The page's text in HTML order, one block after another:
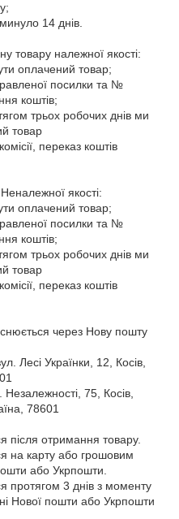
14 днів.
товару належної якості:
оплачений товар;
посилки та №
коштів;
трьох робочих днів ми
товар
переказ коштів
якості:
оплачений товар;
посилки та №
коштів;
трьох робочих днів ми
товар
переказ коштів
через Нову пошту
Лесі Українки, 12, Косів,
75, Косів,
78601
після отримання товару.
на карту або грошовим
або Укрпошти.
протягом 3 днів з моменту
Нової пошти або Укрпошти